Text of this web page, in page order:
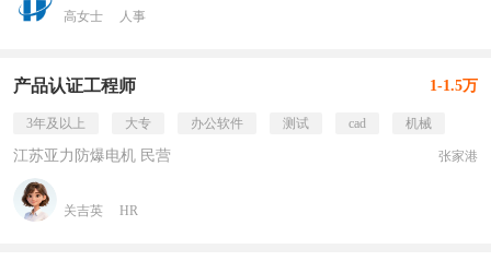
高女士 人事
产品认证工程师 1-1.5万
3年及以上 大专 办公软件 测试 cad 机械
江苏亚力防爆电机 民营 张家港
关吉英 HR